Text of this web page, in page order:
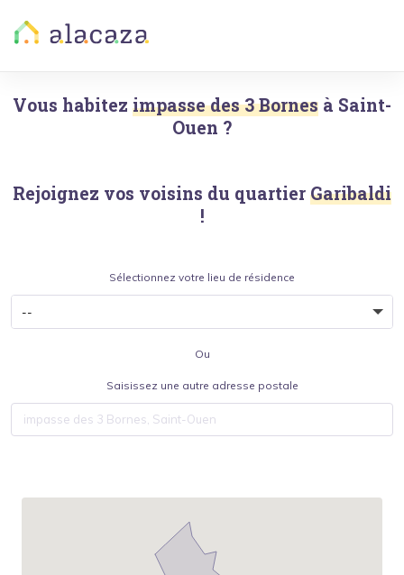
Vous habitez impasse des 3 Bornes à Saint-
Ouen ?
Rejoignez vos voisins du quartier Garibaldi
!
Sélectionnez votre lieu de résidence
Ou
Saisissez une autre adresse postale